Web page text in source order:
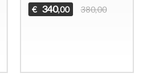
€ 340,00 380,00